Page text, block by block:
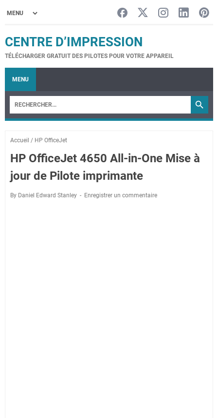
CENTRE D’IMPRESSION
TÉLÉCHARGER GRATUIT DES PILOTES POUR VOTRE APPAREIL
MENU
Accueil / HP OfficeJet
HP OfficeJet 4650 All-in-One Mise à
jour de Pilote imprimante
By Daniel Edward Stanley Enregistrer un commentaire